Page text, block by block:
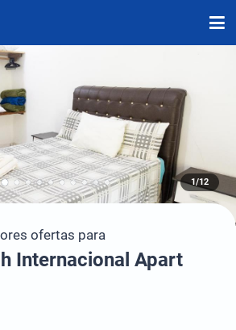
1/12
ofertas para
Internacional Apart